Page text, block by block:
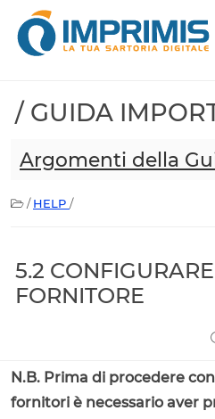
/ GUIDA
Argomenti della
/HELP /
5.2
FORNITORE
N.B. Prima di procedere
fornitori è necessario aver